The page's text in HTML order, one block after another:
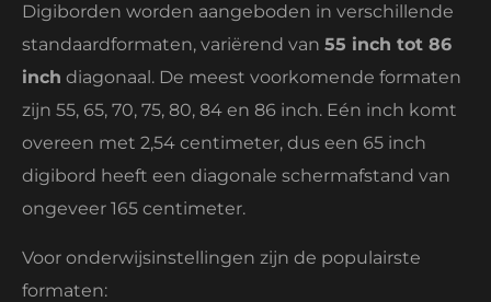
Digiborden worden aangeboden in verschillende
standaardformaten, variërend van 55 inch tot 86
inch diagonaal. De meest voorkomende formaten
zijn 55, 65, 70, 75, 80, 84 en 86 inch. Eén inch komt
overeen met 2,54 centimeter, dus een 65 inch
digibord heeft een diagonale schermafstand van
ongeveer 165 centimeter.
Voor onderwijsinstellingen zijn de populairste
formaten: